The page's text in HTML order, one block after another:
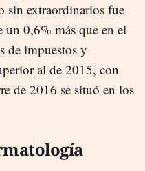
sin extraordinarios fue
0,6% más que en el
de impuestos y
al de 2015, con
de 2016 se situó en los